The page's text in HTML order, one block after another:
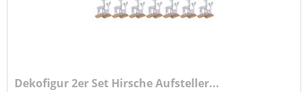
Dekofigur 2er Set Hirsche Aufsteller...